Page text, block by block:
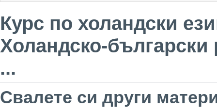
Курс по холандски
Холандско-български
...
Свалете си други